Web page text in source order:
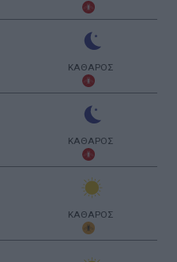
ΚΑΘΑΡΟΣ
ΚΑΘΑΡΟΣ
ΚΑΘΑΡΟΣ